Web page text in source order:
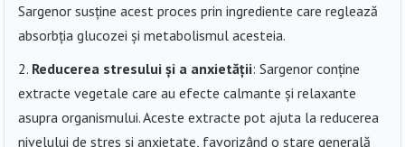
Sargenor susține acest proces prin ingrediente care reglează
absorbția glucozei și metabolismul acesteia.
Reducerea stresului și a anxietății: Sargenor conține
extracte vegetale care au efecte calmante și relaxante
asupra organismului. Aceste extracte pot ajuta la reducerea
nivelului de stres și anxietate, favorizând o stare generală